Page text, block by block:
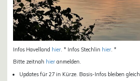
Infos Havelland hier . * Infos Stechlin hier . *
Bitte zeitnah hier anmelden.
Updates für 27 in Kürze. Basis-Infos bleiben gleich.